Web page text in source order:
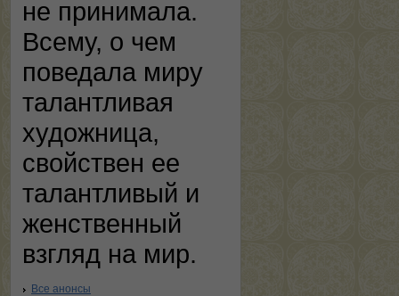
не принимала.
Всему, о чем
поведала миру
талантливая
художница,
свойствен ее
талантливый и
женственный
взгляд на мир.
Все анонсы